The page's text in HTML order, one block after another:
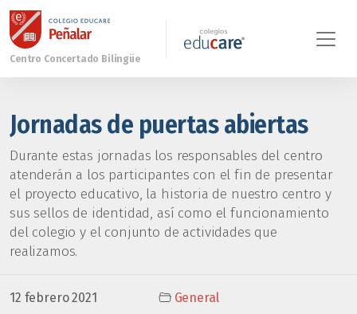
Jornadas de puertas abiertas
Durante estas jornadas los responsables del centro
atenderán a los participantes con el fin de presentar
el proyecto educativo, la historia de nuestro centro y
sus sellos de identidad, así como el funcionamiento
del colegio y el conjunto de actividades que
realizamos.
12 febrero 2021 General